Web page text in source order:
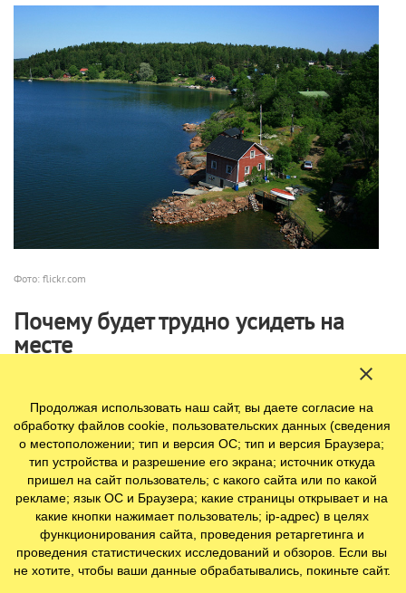
Фото: flickr.com
Почему будет трудно усидеть на
месте
этим волшебным островам. Аланды слишком сильно
манят, чтобы оставаться на одном, пусть даже очень
красивом месте. Как правило, приезжающие сюда
туристы спешат увидеть больше.
Почти в любую погоду есть желающие посетить остров
Чёкар. Суровая природа, необычный ландшафт, остатки
францисканского монастыря XV века и древнее
поселение бронзового века – все очень интересно.
Продолжая использовать наш сайт, вы даете согласие на
обработку файлов cookie, пользовательских данных (сведения
о местоположении; тип и версия ОС; тип и версия Браузера;
тип устройства и разрешение его экрана; источник откуда
пришел на сайт пользователь; с какого сайта или по какой
рекламе; язык ОС и Браузера; какие страницы открывает и на
какие кнопки нажимает пользователь; ip-адрес) в целях
функционирования сайта, проведения ретаргетинга и
проведения статистических исследований и обзоров. Если вы
не хотите, чтобы ваши данные обрабатывались, покиньте сайт.